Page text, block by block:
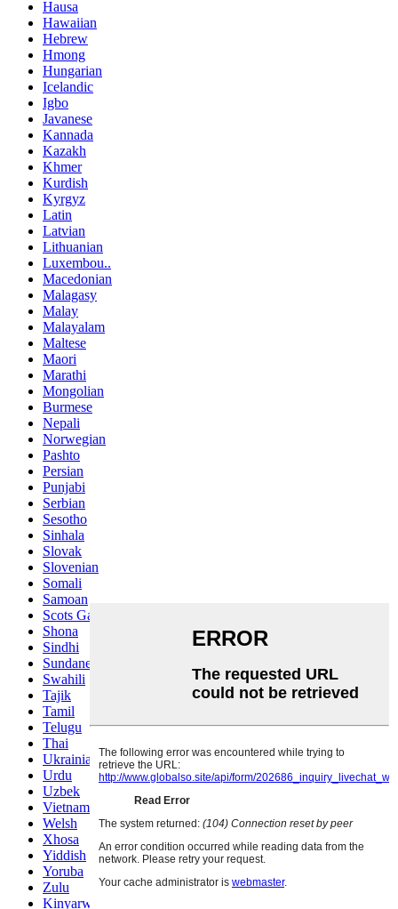
Hausa
Hawaiian
Hebrew
Hmong
Hungarian
Icelandic
Igbo
Javanese
Kannada
Kazakh
Khmer
Kurdish
Kyrgyz
Latin
Latvian
Lithuanian
Luxembou..
Macedonian
Malagasy
Malay
Malayalam
Maltese
Maori
Marathi
Mongolian
Burmese
Nepali
Norwegian
Pashto
Persian
Punjabi
Serbian
Sesotho
Sinhala
Slovak
Slovenian
Somali
Samoan
Scots Gaelic
Shona
Sindhi
Sundanese
Swahili
Tajik
Tamil
Telugu
Thai
Ukrainian
Urdu
Uzbek
Vietnamese
Welsh
Xhosa
Yiddish
Yoruba
Zulu
Kinyarwanda